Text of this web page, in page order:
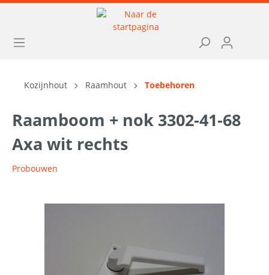
Kozijnhout Raamhout Toebehoren
Raamboom + nok 3302-41-68
Axa wit rechts
Probouwen